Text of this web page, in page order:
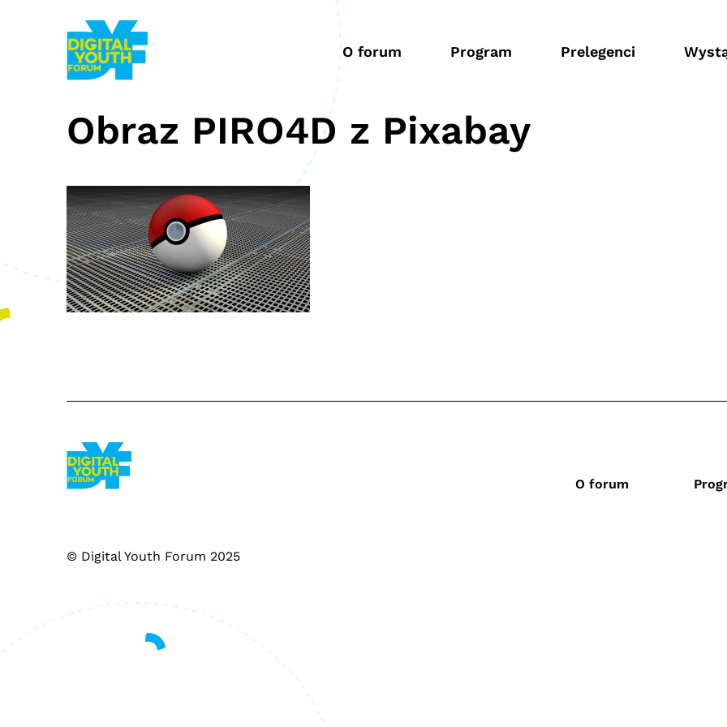
O forum Program Prelegenci
Obraz PIRO4D z Pixabay
O forum
© Digital Youth Forum 2025